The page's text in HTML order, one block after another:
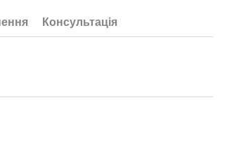
Консультація